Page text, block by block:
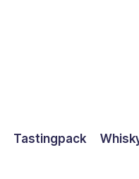
Tastingpack